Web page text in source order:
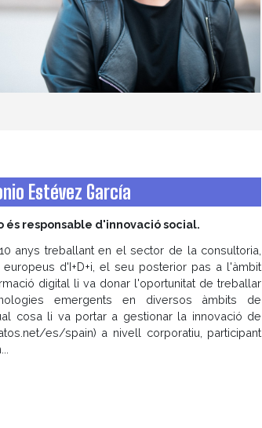
Estévez García
és responsable d'innovació social.
anys treballant en el sector de la consultoria,
d'I+D+i, el seu posterior pas a l'àmbit
digital li va donar l'oportunitat de treballar
emergents en diversos àmbits de
cosa li va portar a gestionar la innovació de
es/spain) a nivell corporatiu, participant